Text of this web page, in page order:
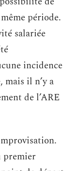
période.
salariée
incidence
mais il n’y a
de l’ARE
premier